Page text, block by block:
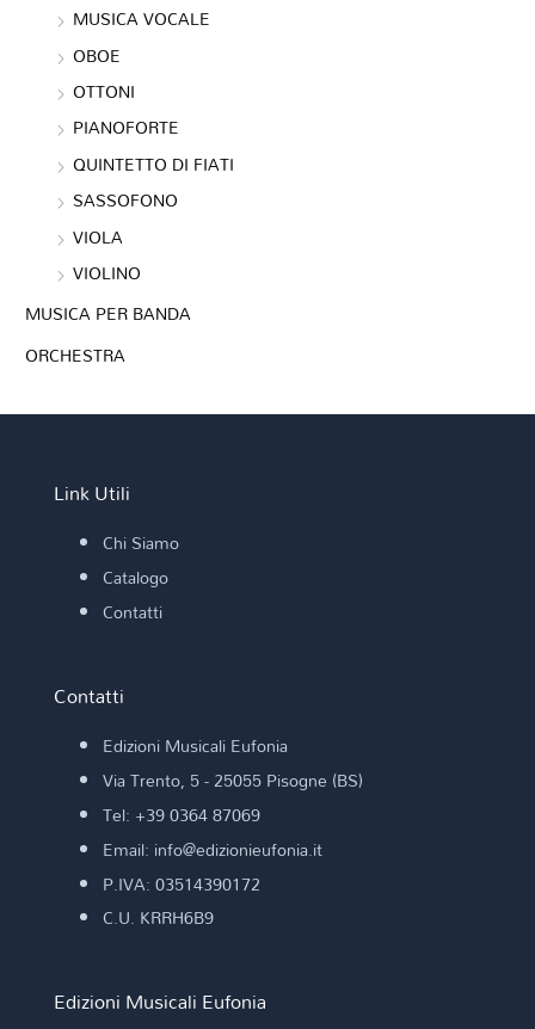
MUSICA VOCALE
OBOE
OTTONI
PIANOFORTE
QUINTETTO DI FIATI
SASSOFONO
VIOLA
VIOLINO
MUSICA PER BANDA
ORCHESTRA
Link Utili
Chi Siamo
Catalogo
Contatti
Contatti
Edizioni Musicali Eufonia
Via Trento, 5 - 25055 Pisogne (BS)
Tel: +39 0364 87069
Email: info@edizionieufonia.it
P.IVA: 03514390172
C.U. KRRH6B9
Edizioni Musicali Eufonia